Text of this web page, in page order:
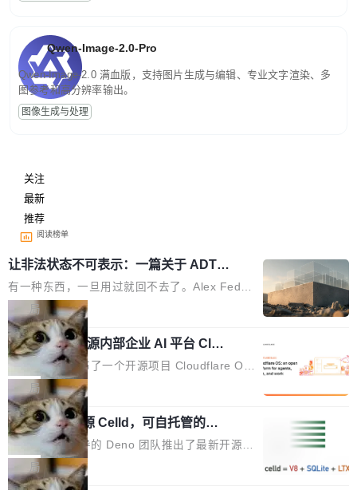
Qwen-Image-2.0-Pro
Qwen-Image-2.0 满血版，支持图片生成与编辑、专业文字渲染、多
图参考和高分辨率输出。
图像生成与处理
关注
最新
推荐
阅读榜单
让非法状态不可表示：一篇关于 ADT
的帖子在 Reddit 火了
有一种东西，一旦用过就回不去了。Alex Fedos
eev 管它叫"软件设计的基石"。 他说的东西不新
鲜——代数数据类型（ADT），尤其是和类型
（sum type）。但他说清楚了一件事：这不是类
型系统的学术体操，是日常编码的思维方式。 文
章从一个简单的例子切入。一个网站的深色主题
设置，如果用布尔值 + 可空字段来表示——bool
ean 表示是否可切换，nullable 的默认模式、浅
色方案、深色方案——会产生大量无意义的组
合。方案缺了、配置冲突了、全 null 了。要知道
哪些组合有效，作者说，你得靠"文档、校验、或
局
Cloudflare 开源内部企业 AI 平台 Clou
dflare OS
Cloudflare 发布了一个开源项目 Cloudflare O
S。如果你只看官方博客，你会觉得这是又一
个"AI 知识库 + 聊天机器人"——每个大厂都在
做，没什么新鲜的。 但 Kenton Varda 在 Twitte
r 上把事情说清楚了： 今天我们发布了 Cloudfla
re OS，一个带连接器的聊天机器人，跟其他所
有科技公司做的一样。只不过，实际上它不一
局
Deno 团队开源 Celld，可自托管的分
布式 Durable Objects
Ryan Dahl 领导的 Deno 团队推出了最新开源项
目 Celld，一个能在自己机器上运行 Cloudflare
Workers 和 Durable Objects 的守护进程。 设
局